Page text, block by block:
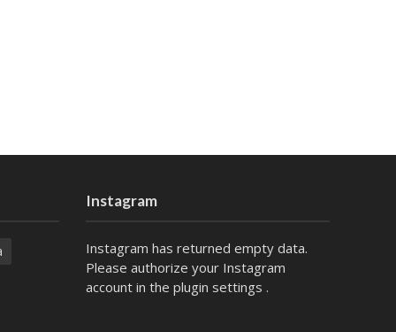
Instagram
Instagram has returned empty data.
Please authorize your Instagram
account in the plugin settings .